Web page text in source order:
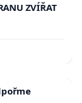
ZVÍŘAT